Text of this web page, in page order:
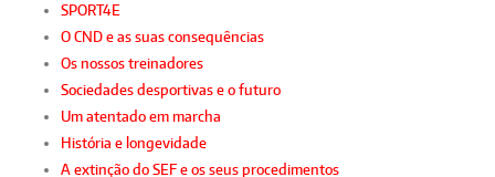
SPORT4E
O CND e as suas consequências
Os nossos treinadores
Sociedades desportivas e o futuro
Um atentado em marcha
História e longevidade
A extinção do SEF e os seus procedimentos